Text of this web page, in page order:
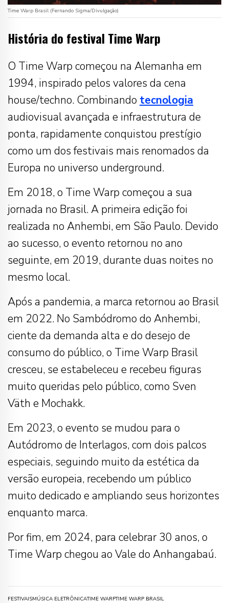
Time Warp Brasil (Fernando Sigma/Divulgação)
História do festival Time Warp
O Time Warp começou na Alemanha em
1994, inspirado pelos valores da cena
house/techno. Combinando tecnologia
audiovisual avançada e infraestrutura de
ponta, rapidamente conquistou prestígio
como um dos festivais mais renomados da
Europa no universo underground.
Em 2018, o Time Warp começou a sua
jornada no Brasil. A primeira edição foi
realizada no Anhembi, em São Paulo. Devido
ao sucesso, o evento retornou no ano
seguinte, em 2019, durante duas noites no
mesmo local.
Após a pandemia, a marca retornou ao Brasil
em 2022. No Sambódromo do Anhembi,
ciente da demanda alta e do desejo de
consumo do público, o Time Warp Brasil
cresceu, se estabeleceu e recebeu figuras
muito queridas pelo público, como Sven
Väth e Mochakk.
Em 2023, o evento se mudou para o
Autódromo de Interlagos, com dois palcos
especiais, seguindo muito da estética da
versão europeia, recebendo um público
muito dedicado e ampliando seus horizontes
enquanto marca.
Por fim, em 2024, para celebrar 30 anos, o
Time Warp chegou ao Vale do Anhangabaú.
FESTIVAISMÚSICA ELETRÔNICATIME WARPTIME WARP BRASIL